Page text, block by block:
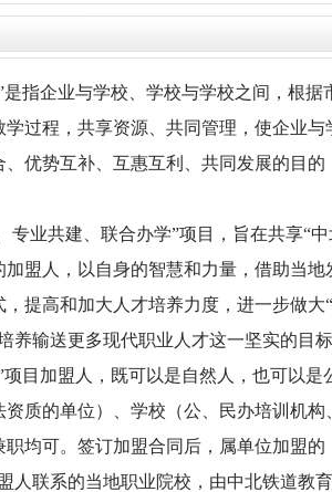
指企业与学校、学校与学校之间，根
过程，共享资源、共同管理，使企业
优势互补、互惠互利、共同发展的目
专业共建、联合办学”项目，旨在共享“
盟人，以自身的智慧和力量，借助当
提高和加大人才培养力度，进一步做大
养输送更多现代职业人才这一坚实的目
目加盟人，既可以是自然人，也可以是
质的单位）、学校（公、民办培训机
均可。签订加盟合同后，属单位加盟
人联系的当地职业院校，由中北铁道教